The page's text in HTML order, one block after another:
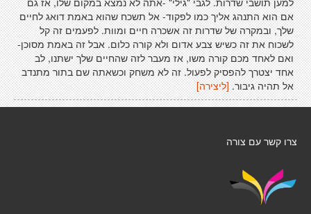
אם הוא התנהג אליך כמו לפקוד- אל תשכח שהוא באמת דואג לחיים
שלך, ובמקרה של שדרות זה אשכרה חיים ומוות. לפעמים זה קל
לשכוח את זה כשיש צבע אדום ולא קורה כלום. אבל זה באמת מסוכן-
ואם לאחד מכם קורה משו, אז מעבר לזה שהחיים שלך ישתנו, לב
אחד יצטרך להפסיק לפעול. זה לא משחק וכשאתה שם בתור מתנדב
אל תהיה גיבור. [ליצירה]
צרו קשר עם צורה